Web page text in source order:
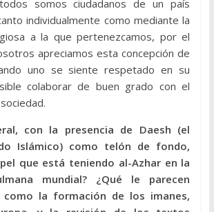
somos ciudadanos de un país
individualmente como mediante la
a la que pertenezcamos, por el
apreciamos esta concepción de
uno se siente respetado en su
colaborar de buen grado con el
con la presencia de Daesh (el
Islámico) como telón de fondo,
que está teniendo al-Azhar en la
mundial? ¿Qué le parecen
como la formación de los imanes,